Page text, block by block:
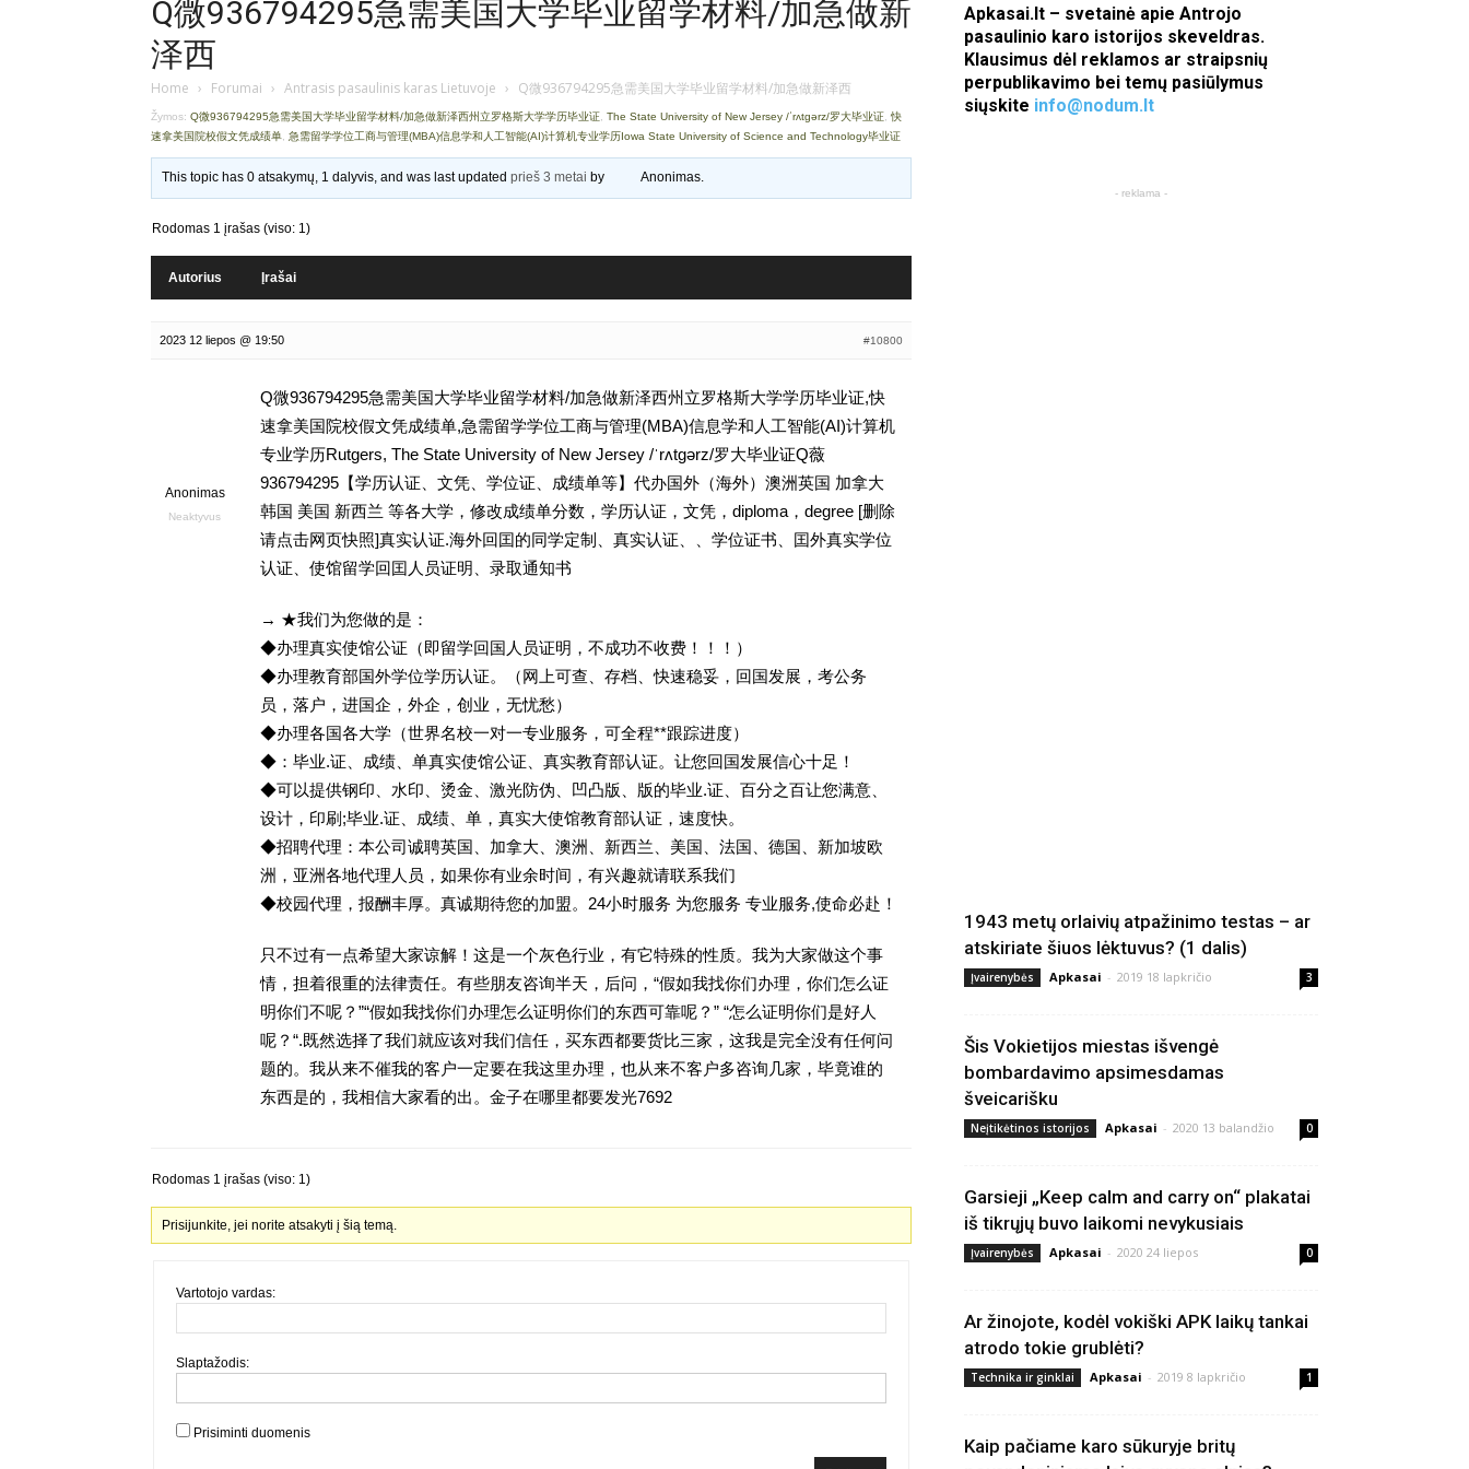
Q微936794295急需美国大学毕业留学材料/加急做新
泽西
Home › Forumai › Antrasis pasaulinis karas Lietuvoje › Q微936794295急需美国大学毕业留学材料/加急做新泽西
Žymos: Q微936794295急需美国大学毕业留学材料/加急做新泽西州立罗格斯大学学历毕业证 The State University of New Jersey /ˈrʌtɡərz/罗大毕业证 快
速拿美国院校假文凭成绩单 急需留学学位工商与管理(MBA)信息学和人工智能(AI)计算机专业学历Iowa State University of Science and Technology毕业证
This topic has 0 atsakymų, 1 dalyvis, and was last updatedprieš 3 metai by Anonimas.
Rodomas 1 įrašas (viso: 1)
Autorius Įrašai
2023 12 liepos @ 19:50 #10800
Anonimas
Neaktyvus
Q微936794295急需美国大学毕业留学材料/加急做新泽西州立罗格斯大学学历毕业证,快
速拿美国院校假文凭成绩单,急需留学学位工商与管理(MBA)信息学和人工智能(AI)计算机
专业学历Rutgers, The State University of New Jersey /ˈrʌtɡərz/罗大毕业证Q薇
936794295【学历认证、文凭、学位证、成绩单等】代办国外（海外）澳洲英国 加拿大
韩国 美国 新西兰 等各大学，修改成绩单分数，学历认证，文凭，diploma，degree [删除
请点击网页快照]真实认证.海外回囯的同学定制、真实认证、、学位证书、囯外真实学位
认证、使馆留学回囯人员证明、录取通知书
→ ★我们为您做的是：
◆办理真实使馆公证（即留学回国人员证明，不成功不收费！！！）
◆办理教育部国外学位学历认证。（网上可查、存档、快速稳妥，回国发展，考公务
员，落户，进国企，外企，创业，无忧愁）
◆办理各国各大学（世界名校一对一专业服务，可全程**跟踪进度）
◆：毕业.证、成绩、单真实使馆公证、真实教育部认证。让您回国发展信心十足！
◆可以提供钢印、水印、烫金、激光防伪、凹凸版、版的毕业.证、百分之百让您满意、
设计，印刷;毕业.证、成绩、单，真实大使馆教育部认证，速度快。
◆招聘代理：本公司诚聘英国、加拿大、澳洲、新西兰、美国、法国、德国、新加坡欧
洲，亚洲各地代理人员，如果你有业余时间，有兴趣就请联系我们
◆校园代理，报酬丰厚。真诚期待您的加盟。24小时服务 为您服务 专业服务,使命必赴！
只不过有一点希望大家谅解！这是一个灰色行业，有它特殊的性质。我为大家做这个事
情，担着很重的法律责任。有些朋友咨询半天，后问，“假如我找你们办理，你们怎么证
明你们不呢？”“假如我找你们办理怎么证明你们的东西可靠呢？” “怎么证明你们是好人
呢？“.既然选择了我们就应该对我们信任，买东西都要货比三家，这我是完全没有任何问
题的。我从来不催我的客户一定要在我这里办理，也从来不客户多咨询几家，毕竟谁的
东西是的，我相信大家看的出。金子在哪里都要发光7692
Rodomas 1 įrašas (viso: 1)
Prisijunkite, jei norite atsakyti į šią temą.
Vartotojo vardas:
Slaptažodis:
Prisiminti duomenis
Apkasai.lt – svetainė apie Antrojo
pasaulinio karo istorijos skeveldras.
Klausimus dėl reklamos ar straipsnių
perpublikavimo bei temų pasiūlymus
siųskite info@nodum.lt
- reklama -
1943 metų orlaivių atpažinimo testas – ar
atskiriate šiuos lėktuvus? (1 dalis)
Įvairenybės Apkasai - 2019 18 lapkričio 3
Šis Vokietijos miestas išvengė
bombardavimo apsimesdamas
šveicarišku
Neįtikėtinos istorijos Apkasai - 2020 13 balandžio 0
Garsieji „Keep calm and carry on“ plakatai
iš tikrųjų buvo laikomi nevykusiais
Įvairenybės Apkasai - 2020 24 liepos 0
Ar žinojote, kodėl vokiški APK laikų tankai
atrodo tokie grublėti?
Technika ir ginklai Apkasai - 2019 8 lapkričio 1
Kaip pačiame karo sūkuryje britų